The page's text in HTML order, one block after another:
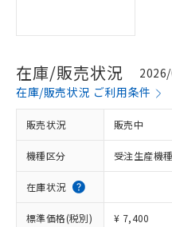
在庫/販売状況
在庫/販売状況 ご利用条件
販売状況 販売中
機種区分 受注生産機種
在庫状況
標準価格(税別) ¥ 7,400